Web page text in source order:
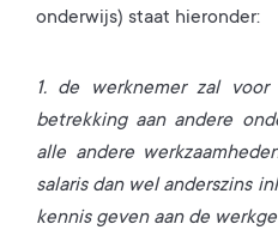
onderwijs) staat hieronder:
1. de werknemer zal
betrekking aan andere
alle andere
salaris dan wel anderszins
kennis geven aan de